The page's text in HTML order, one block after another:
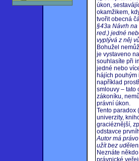
úkon,
okamžikem,
tvořit obecná
§43a Návrh na
red.) jedné
vyplývá z něj
Bohužel
je vystaveno
souhlasíte při
jedné nebo
hájích pouhým
například
smlouvy – tato
zákoníku,
právní úkon.
Tento paradox
univerzity,
graciéznější,
odstavce
Autor má
užít bez
Neznáte
právnické